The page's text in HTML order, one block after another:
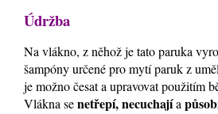
Údržba
Na vlákno, z něhož je tato paruka
šampóny určené pro mytí paruk z
je možno česat a upravovat použitím
Vlákna senetřepí, necuchajía